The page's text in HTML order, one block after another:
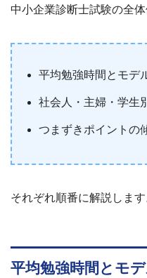
中小企業診断士試験の全
平均勉強時間とモデ
社会人・主婦・学生
つまずきポイントの
それぞれ順番に解説します
平均勉強時間とモ